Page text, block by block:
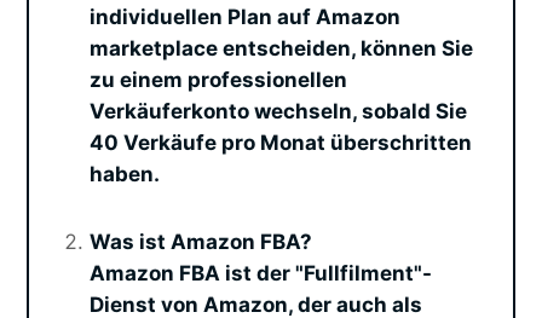
individuellen Plan auf Amazon
marketplace entscheiden, können Sie
zu einem professionellen
Verkäuferkonto wechseln, sobald Sie
40 Verkäufe pro Monat überschritten
haben.
Was ist Amazon FBA?
Amazon FBA ist der "Fullfilment"-
Dienst von Amazon, der auch als